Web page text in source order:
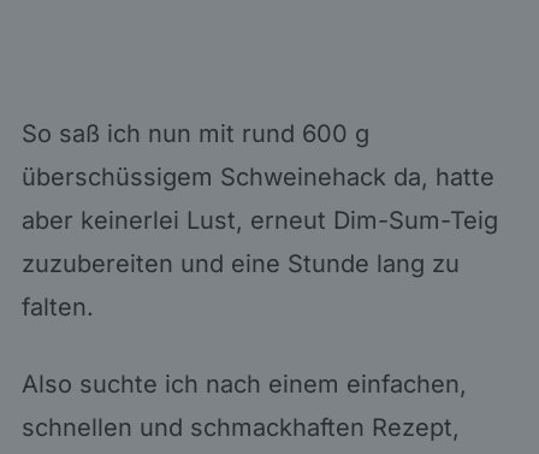
So saß ich nun mit rund 600 g
überschüssigem Schweinehack da, hatte
aber keinerlei Lust, erneut Dim-Sum-Teig
zuzubereiten und eine Stunde lang zu
falten.
Also suchte ich nach einem einfachen,
schnellen und schmackhaften Rezept,